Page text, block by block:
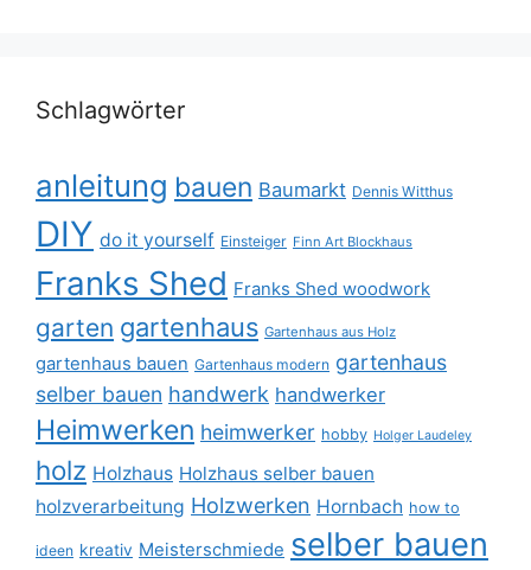
Schlagwörter
anleitung bauen Baumarkt Dennis Witthus
DIY do it yourself Einsteiger Finn Art Blockhaus
Franks Shed Franks Shed woodwork
garten gartenhaus Gartenhaus aus Holz
gartenhaus bauen Gartenhaus modern gartenhaus
selber bauen handwerk handwerker
Heimwerken heimwerker hobby Holger Laudeley
holz Holzhaus Holzhaus selber bauen
holzverarbeitung Holzwerken Hornbach how to
ideen kreativ Meisterschmiede selber bauen